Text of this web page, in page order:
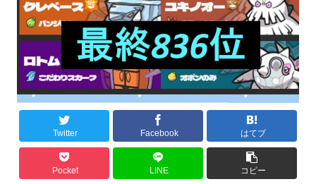
Twitter Facebook はてブ
Pocket LINE コピー